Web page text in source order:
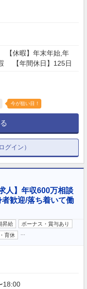
【休暇】年末年始,年
【年間休日】125日
今が狙い目！
グイン）
人】年収600万相談
歓迎/落ち着いて働
昇給
ボーナス・賞与あり
育休
18:00